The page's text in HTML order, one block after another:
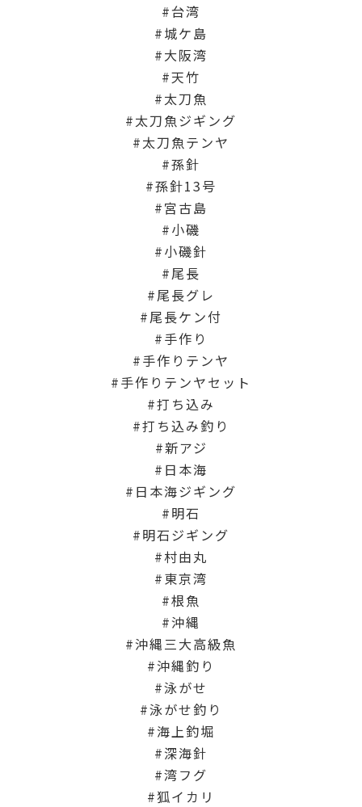
台湾
城ケ島
大阪湾
天竹
太刀魚
太刀魚ジギング
太刀魚テンヤ
孫針
孫針13号
宮古島
小磯
小磯針
尾長
尾長グレ
尾長ケン付
手作り
手作りテンヤ
手作りテンヤセット
打ち込み
打ち込み釣り
新アジ
日本海
日本海ジギング
明石
明石ジギング
村由丸
東京湾
根魚
沖縄
沖縄三大高級魚
沖縄釣り
泳がせ
泳がせ釣り
海上釣堀
深海針
湾フグ
狐イカリ